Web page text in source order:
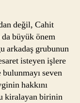
değil, Cahit
büyük önem
arkadaş grubunun
isteyen işlere
seven
hakkını
kiralayan birinin